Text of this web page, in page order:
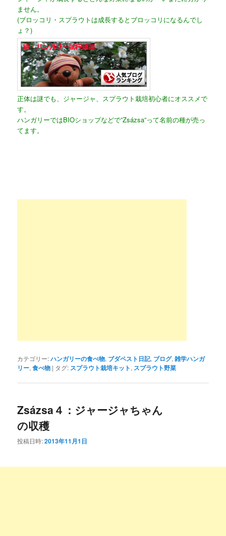
ません。
(ブロッコリ・スプラウトは成長するとブロッコリになるんでし
ょ？)
正体は謎でも、ジャージャ、スプラウト栽培初心者にオススメで
す。
ハンガリーではBIOショップなどで”Zsázsa”って名前の種が売っ
てます。
カテゴリー:ハンガリーの食べ物, ブダペスト日記, ブログ,雑学ハンガ
リー,食べ物 | タグ: スプラウト栽培キット, スプラウト野菜
Zsázsa４：ジャージャちゃん
の収穫
投稿日時:2013年11月1日